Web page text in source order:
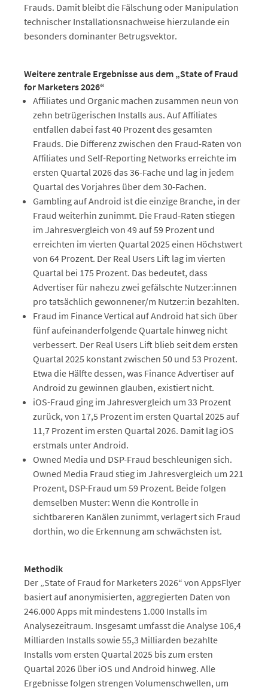
Frauds. Damit bleibt die Fälschung oder Manipulation
technischer Installationsnachweise hierzulande ein
besonders dominanter Betrugsvektor.
Weitere zentrale Ergebnisse aus dem „State of Fraud
for Marketers 2026“
Affiliates und Organic machen zusammen neun von
zehn betrügerischen Installs aus. Auf Affiliates
entfallen dabei fast 40 Prozent des gesamten
Frauds. Die Differenz zwischen den Fraud-Raten von
Affiliates und Self-Reporting Networks erreichte im
ersten Quartal 2026 das 36-Fache und lag in jedem
Quartal des Vorjahres über dem 30-Fachen.
Gambling auf Android ist die einzige Branche, in der
Fraud weiterhin zunimmt. Die Fraud-Raten stiegen
im Jahresvergleich von 49 auf 59 Prozent und
erreichten im vierten Quartal 2025 einen Höchstwert
von 64 Prozent. Der Real Users Lift lag im vierten
Quartal bei 175 Prozent. Das bedeutet, dass
Advertiser für nahezu zwei gefälschte Nutzer:innen
pro tatsächlich gewonnener/m Nutzer:in bezahlten.
Fraud im Finance Vertical auf Android hat sich über
fünf aufeinanderfolgende Quartale hinweg nicht
verbessert. Der Real Users Lift blieb seit dem ersten
Quartal 2025 konstant zwischen 50 und 53 Prozent.
Etwa die Hälfte dessen, was Finance Advertiser auf
Android zu gewinnen glauben, existiert nicht.
iOS-Fraud ging im Jahresvergleich um 33 Prozent
zurück, von 17,5 Prozent im ersten Quartal 2025 auf
11,7 Prozent im ersten Quartal 2026. Damit lag iOS
erstmals unter Android.
Owned Media und DSP-Fraud beschleunigen sich.
Owned Media Fraud stieg im Jahresvergleich um 221
Prozent, DSP-Fraud um 59 Prozent. Beide folgen
demselben Muster: Wenn die Kontrolle in
sichtbareren Kanälen zunimmt, verlagert sich Fraud
dorthin, wo die Erkennung am schwächsten ist.
Methodik
Der „State of Fraud for Marketers 2026“ von AppsFlyer
basiert auf anonymisierten, aggregierten Daten von
246.000 Apps mit mindestens 1.000 Installs im
Analysezeitraum. Insgesamt umfasst die Analyse 106,4
Milliarden Installs sowie 55,3 Milliarden bezahlte
Installs vom ersten Quartal 2025 bis zum ersten
Quartal 2026 über iOS und Android hinweg. Alle
Ergebnisse folgen strengen Volumenschwellen, um